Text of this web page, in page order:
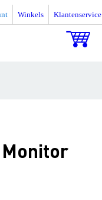
Winkels Klantenservice